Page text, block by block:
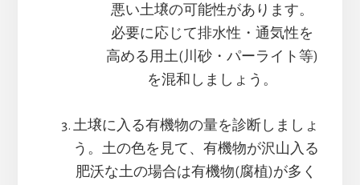
悪い土壌の可能性があります。
必要に応じて排水性・通気性を
高める用土(川砂・パーライト等)
を混和しましょう。
土壌に入る有機物の量を診断しましょ
う。土の色を見て、有機物が沢山入る
肥沃な土の場合は有機物(腐植)が多く